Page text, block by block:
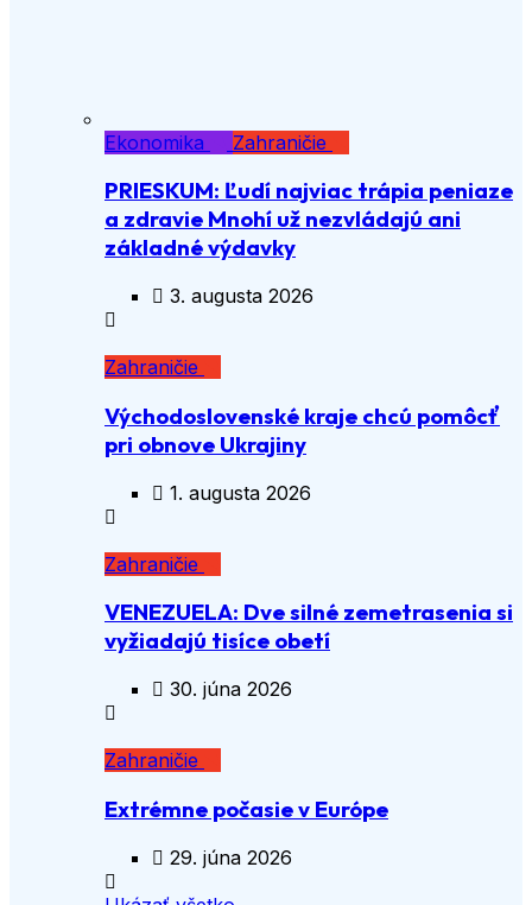
Ekonomika Zahraničie
PRIESKUM: Ľudí najviac trápia peniaze
a zdravie Mnohí už nezvládajú ani
základné výdavky
3. augusta 2026
Zahraničie
Východoslovenské kraje chcú pomôcť
pri obnove Ukrajiny
1. augusta 2026
Zahraničie
VENEZUELA: Dve silné zemetrasenia si
vyžiadajú tisíce obetí
30. júna 2026
Zahraničie
Extrémne počasie v Európe
29. júna 2026